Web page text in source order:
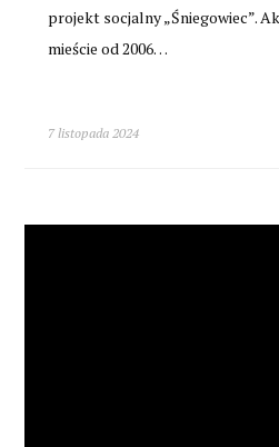
projekt socjalny „Śniegowiec”.
mieście od 2006…
7 listopada 2024